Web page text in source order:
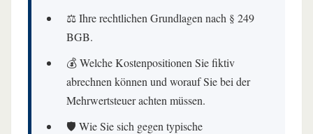
⚖️ Ihre rechtlichen Grundlagen nach § 249
BGB.
💰 Welche Kostenpositionen Sie fiktiv
abrechnen können und worauf Sie bei der
Mehrwertsteuer achten müssen.
🛡️ Wie Sie sich gegen typische